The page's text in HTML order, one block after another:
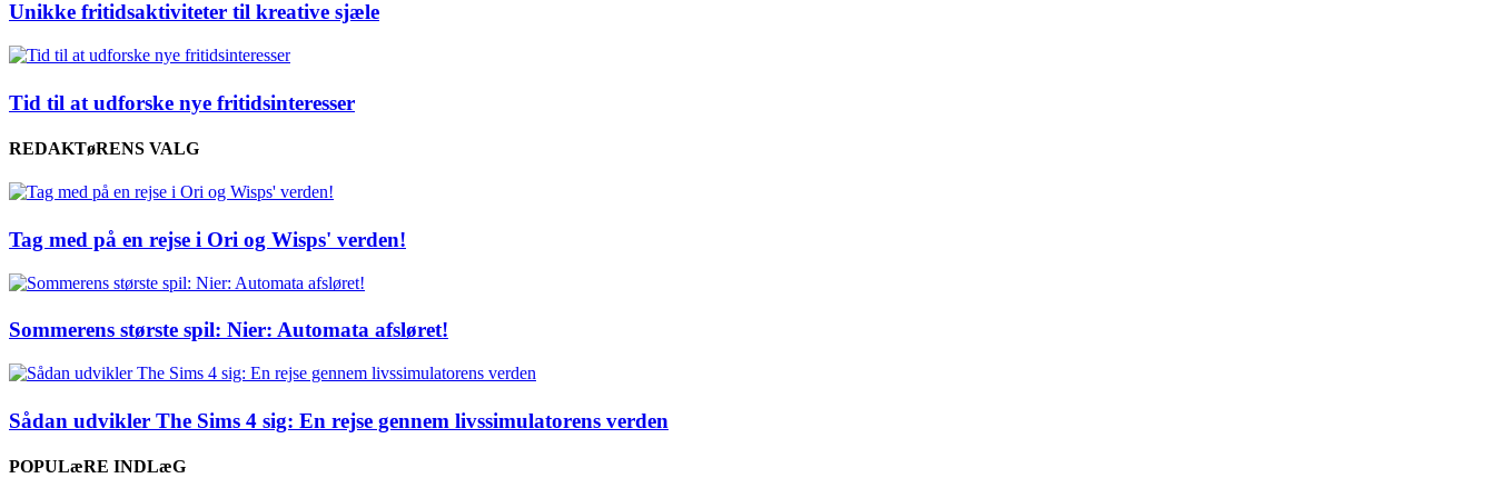
Unikke fritidsaktiviteter til kreative sjæle
Tid til at udforske nye fritidsinteresser
REDAKTøRENS VALG
Tag med på en rejse i Ori og Wisps' verden!
Sommerens største spil: Nier: Automata afsløret!
Sådan udvikler The Sims 4 sig: En rejse gennem livssimulatorens verden
POPULæRE INDLæG